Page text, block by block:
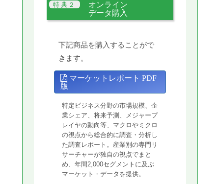
オンライン
データ購入
下記商品を購入することがで
きます。
マーケットレポート PDF
版
特定ビジネス分野の市場規模、企
業シェア、将来予測、メジャープ
レイヤの動向等、マクロやミクロ
の視点から総合的に調査・分析し
た調査レポート。産業別の専門リ
サーチャーが独自の視点でまと
め、年間2,000セグメントに及ぶ
マーケット・データを提供。